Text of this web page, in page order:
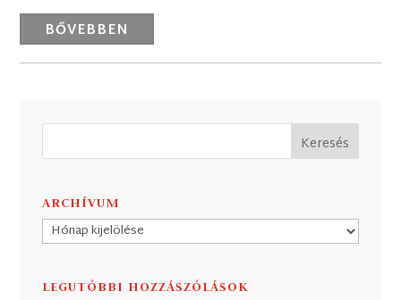
BŐVEBBEN
ARCHÍVUM
Archívum
LEGUTÓBBI HOZZÁSZÓLÁSOK